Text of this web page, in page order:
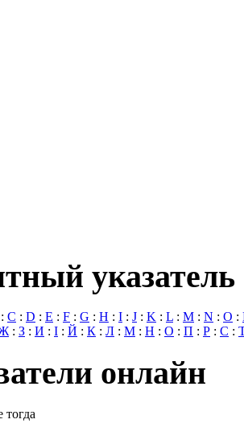
указатель
: C : D : E : F : G : H : I : J : K : L : M : N : O :
: З : И : І : Й : К : Л : М : Н : О : П : Р : С :
онлайн
тогда